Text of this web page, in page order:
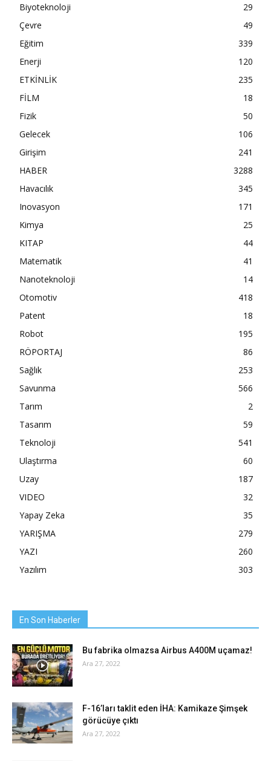
Biyoteknoloji
29
Çevre
49
Eğitim
339
Enerji
120
ETKİNLİK
235
FİLM
18
Fizik
50
Gelecek
106
Girişim
241
HABER
3288
Havacılık
345
Inovasyon
171
Kimya
25
KITAP
44
Matematik
41
Nanoteknoloji
14
Otomotiv
418
Patent
18
Robot
195
RÖPORTAJ
86
Sağlık
253
Savunma
566
Tarım
2
Tasarım
59
Teknoloji
541
Ulaştırma
60
Uzay
187
VIDEO
32
Yapay Zeka
35
YARIŞMA
279
YAZI
260
Yazılım
303
En Son Haberler
Bu fabrika olmazsa Airbus A400M uçamaz!
Ara 27, 2022
F-16’ları taklit eden İHA: Kamikaze Şimşek
görücüye çıktı
Ara 27, 2022